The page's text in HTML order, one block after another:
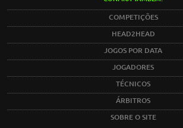
COMPETIÇÕES
HEAD2HEAD
JOGOS POR DATA
JOGADORES
TÉCNICOS
ÁRBITROS
SOBRE O SITE